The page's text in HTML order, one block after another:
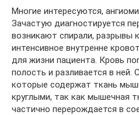
Многие интересуются,
Зачастую диагностируется
возникают спирали, разрывы
интенсивное внутренне
для жизни пациента. Кровь
полость и разливается в ней.
которые содержат ткань
круглыми, так как мышечная
частично перерождается в